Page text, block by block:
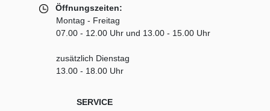
Öffnungszeiten:
Montag - Freitag
07.00 - 12.00 Uhr und 13.00 - 15.00 Uhr
zusätzlich Dienstag
13.00 - 18.00 Uhr
SERVICE